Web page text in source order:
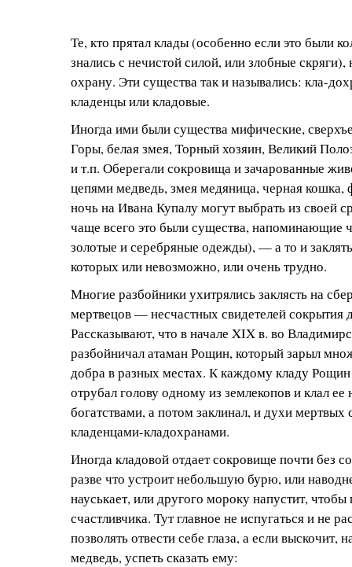
Те, кто прятал клады (особенно если это были
знались с нечистой силой, или злобные
охрану. Эти существа так и назывались: кла-
кладенцы или кладовые.
Иногда ими были существа мифические,
Горы, белая змея, Торный хозяин, Великий
и т.п. Оберегали сокровища и зачарованные
цепями медведь, змея медяница, черная кошка,
ночь на Ивана Купалу могут выбрать из своей
чаще всего это были существа, напоминающие
золотые и серебряные одежды), — а то и
которых или невозможно, или очень трудно.
Многие разбойники ухитрялись заклясть на
мертвецов — несчастных свидетелей сокрытия
Рассказывают, что в начале XIX в. во
разбойничал атаман Рощин, который зарыл
добра в разных местах. К каждому кладу
отрубал голову одному из землекопов и клал
богатствами, а потом заклинал, и духи мертвых
кладенцами-кладохранами.
Иногда кладовой отдает сокровище почти без
разве что устроит небольшую бурю, или
науськает, или другого мороку напустит, чтобы
счастливчика. Тут главное не испугаться и не
позволять отвести себе глаза, а если выскочит,
медведь, успеть сказать ему: